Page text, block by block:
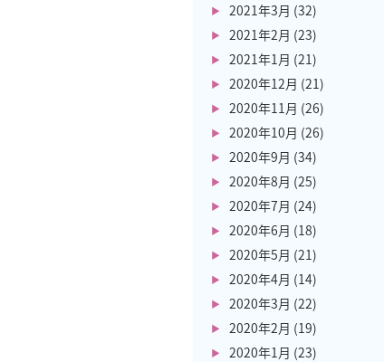
2021年3月 (32)
2021年2月 (23)
2021年1月 (21)
2020年12月 (21)
2020年11月 (26)
2020年10月 (26)
2020年9月 (34)
2020年8月 (25)
2020年7月 (24)
2020年6月 (18)
2020年5月 (21)
2020年4月 (14)
2020年3月 (22)
2020年2月 (19)
2020年1月 (23)